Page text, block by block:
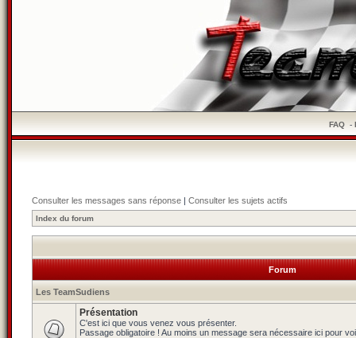
FAQ-
Consulter les messages sans réponse | Consulter les sujets actifs
Index du forum
Forum
Les TeamSudiens
Présentation
C'est ici que vous venez vous présenter.
Passage obligatoire ! Au moins un message sera nécessaire ici pour